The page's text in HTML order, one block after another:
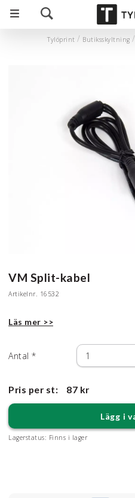
Tylöprint Butiksskyltning
VM Split-kabel
Artikelnr. 16532
Läs mer >>
Antal *
Pris per st: 87 kr
Lägg i
Lagerstatus: Finns i lager